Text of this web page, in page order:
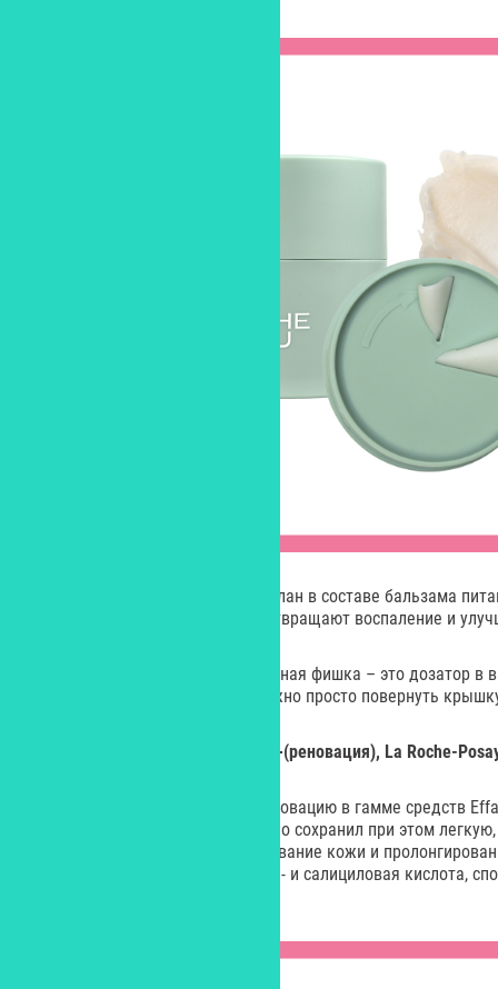
Масло сладкого миндаля и сквалан в составе бальзама
растительные экстракты предотвращают воспаление и
Есть у новинки и своя оригинальная фишка – это дозатор в
воспользоваться средством, нужно просто повернуть
MAT+(реновация), La Roche-
La Roche-Posay представила реновацию в гамме средств
лица содержит новую формулу, но сохранил при этом
задача этого средства – матирование кожи и
крема содержится липогидрокси- и салициловая кислота,